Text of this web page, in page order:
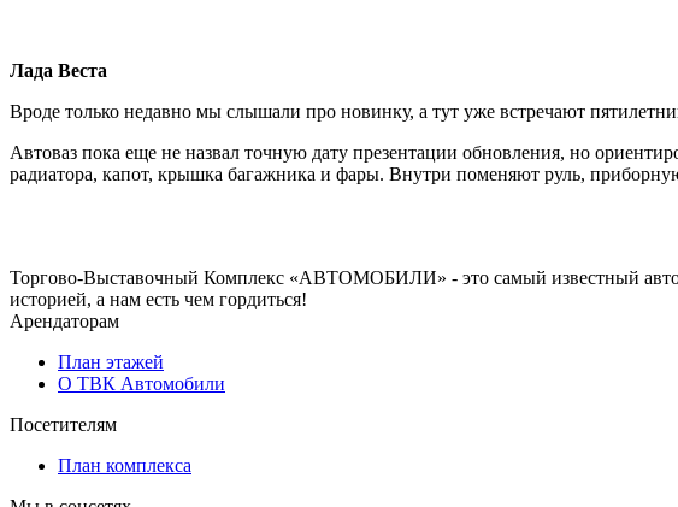
Лада Веста
Вроде только недавно мы слышали про новинку, а тут уже встречают
Автоваз пока еще не назвал точную дату презентации обновления, но
радиатора, капот, крышка багажника и фары. Внутри поменяют руль,
Торгово-Выставочный Комплекс «АВТОМОБИЛИ» - это самый известный
историей, а нам есть чем гордиться!
Арендаторам
План этажей
О ТВК Автомобили
Посетителям
План комплекса